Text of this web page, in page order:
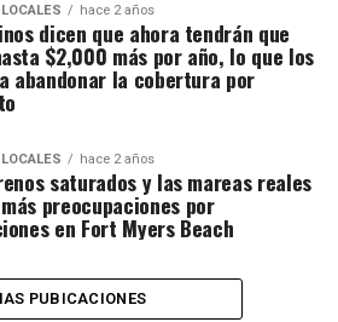
hace 2 años
dicen que ahora tendrán que
$2,000 más por año, lo que los
abandonar la cobertura por
hace 2 años
saturados y las mareas reales
preocupaciones por
en Fort Myers Beach
PUBICACIONES